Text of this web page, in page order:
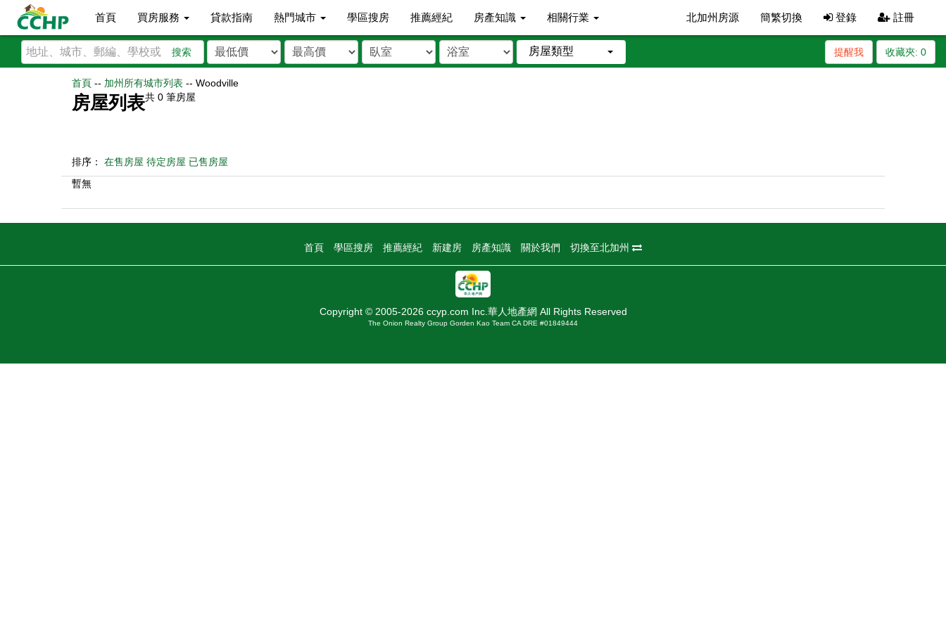
首頁 買房服務 貸款指南 熱門城市 學區搜房 推薦經紀 房產知識 相關行業 北加州房源 簡繁切換 登錄 註冊
搜索 房屋類型 收藏夾: 0
提醒我
首頁 -- 加州所有城市列表 -- Woodville
房屋列表共 0 筆房屋
排序： 在售房屋 待定房屋 已售房屋
暫無
首頁 學區搜房 推薦經紀 新建房 房產知識 關於我們 切換至北加州
Copyright © 2005-2026 ccyp.com Inc.華人地產網 All Rights Reserved
The Onion Realty Group Gorden Kao Team CA DRE #01849444